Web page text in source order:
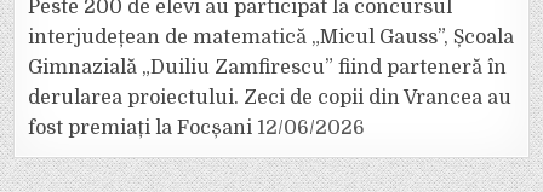
Peste 200 de elevi au participat la concursul
interjudețean de matematică „Micul Gauss”, Școala
Gimnazială „Duiliu Zamfirescu” fiind parteneră în
derularea proiectului. Zeci de copii din Vrancea au
fost premiați la Focșani 12/06/2026